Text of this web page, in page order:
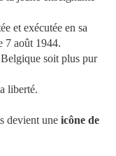
et exécutée en sa
7 août 1944.
soit plus pur
liberté.
devient une icône de